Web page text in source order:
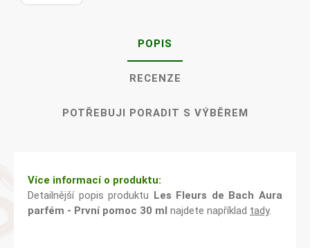
POPIS
RECENZE
POTŘEBUJI PORADIT S VÝBĚREM
Více informací o produktu:
Detailnější popis produktu Les Fleurs de Bach Aura
parfém - První pomoc 30 ml najdete například tady.